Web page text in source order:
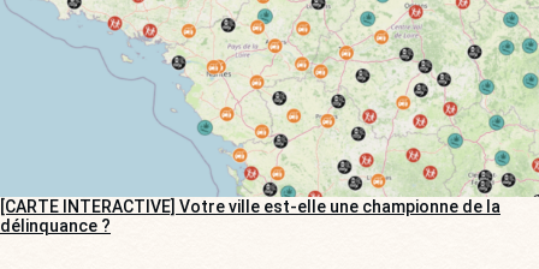
[CARTE INTERACTIVE] Votre ville est-elle une championne de la
délinquance ?